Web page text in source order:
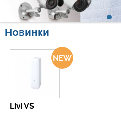
Системы управления и контроля
доступа
Охранные сигнализации
Автоматика для ворот, шлагбаумы
Новинки
Livi VS